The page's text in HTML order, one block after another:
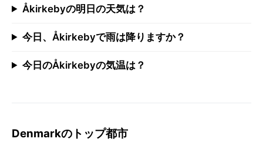
Åkirkebyの明日の天気は？
今日、Åkirkebyで雨は降りますか？
今日のÅkirkebyの気温は？
Denmarkのトップ都市